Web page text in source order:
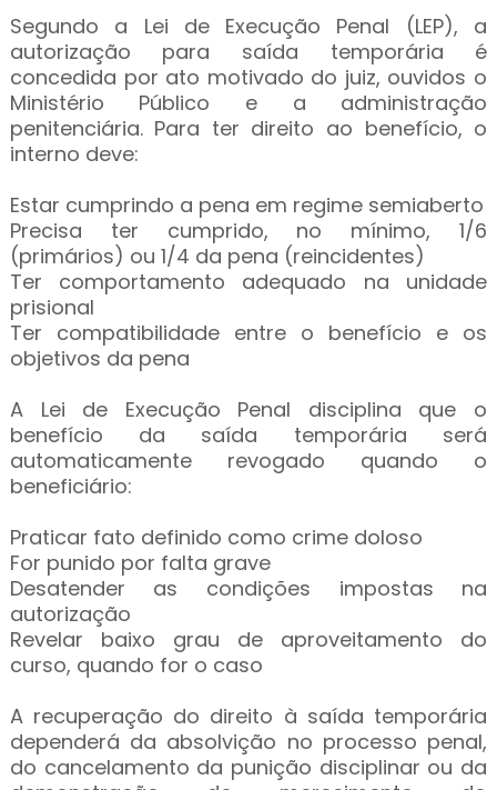
Segundo a Lei de Execução Penal (LEP), a
autorização para saída temporária é
concedida por ato motivado do juiz, ouvidos o
Ministério Público e a administração
penitenciária. Para ter direito ao benefício, o
interno deve:
Estar cumprindo a pena em regime semiaberto
Precisa ter cumprido, no mínimo, 1/6
(primários) ou 1/4 da pena (reincidentes)
Ter comportamento adequado na unidade
prisional
Ter compatibilidade entre o benefício e os
objetivos da pena
A Lei de Execução Penal disciplina que o
benefício da saída temporária será
automaticamente revogado quando o
beneficiário:
Praticar fato definido como crime doloso
For punido por falta grave
Desatender as condições impostas na
autorização
Revelar baixo grau de aproveitamento do
curso, quando for o caso
A recuperação do direito à saída temporária
dependerá da absolvição no processo penal,
do cancelamento da punição disciplinar ou da